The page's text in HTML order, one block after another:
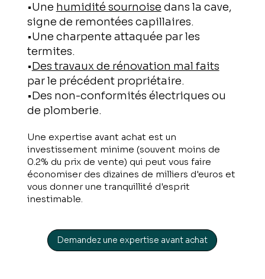
•Une humidité sournoise dans la cave,
signe de remontées capillaires.
•Une charpente attaquée par les
termites.
•Des travaux de rénovation mal faits
par le précédent propriétaire.
•Des non-conformités électriques ou
de plomberie.
Une expertise avant achat est un
investissement minime (souvent moins de
0.2% du prix de vente) qui peut vous faire
économiser des dizaines de milliers d'euros et
vous donner une tranquillité d'esprit
inestimable.
Demandez une expertise avant achat